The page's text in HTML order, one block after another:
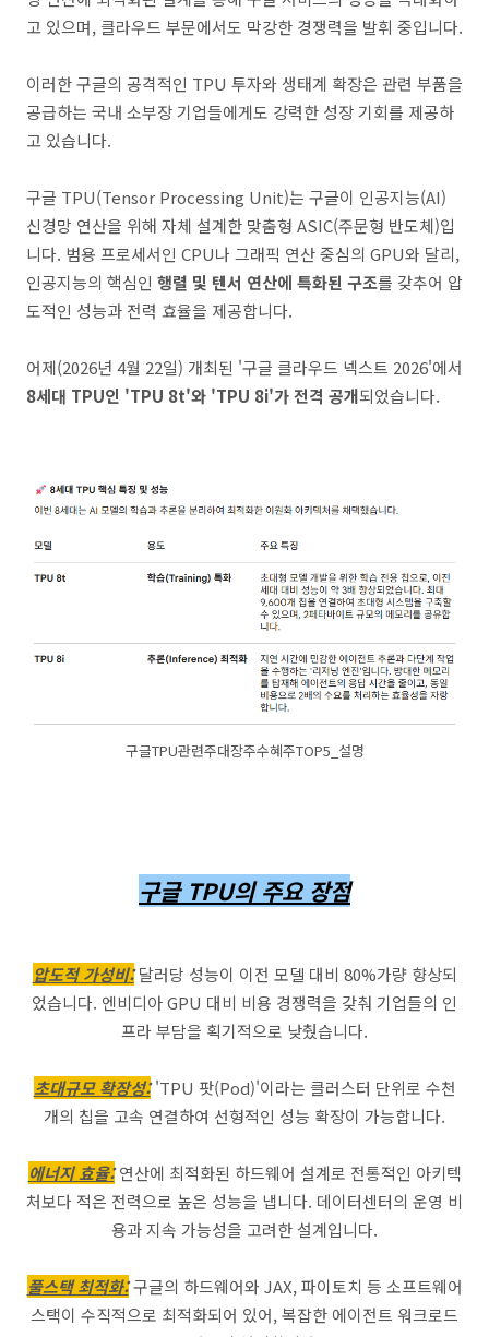
고 있으며, 클라우드 부문에서도 막강한 경쟁력을 발휘 중입니다.
이러한 구글의 공격적인 TPU 투자와 생태계 확장은 관련 부품을
공급하는 국내 소부장 기업들에게도 강력한 성장 기회를 제공하
고 있습니다.
구글 TPU(Tensor Processing Unit)는 구글이 인공지능(AI)
신경망 연산을 위해 자체 설계한 맞춤형 ASIC(주문형 반도체)입
니다. 범용 프로세서인 CPU나 그래픽 연산 중심의 GPU와 달리,
인공지능의 핵심인 행렬 및 텐서 연산에 특화된 구조를 갖추어 압
도적인 성능과 전력 효율을 제공합니다.
어제(2026년 4월 22일) 개최된 '구글 클라우드 넥스트 2026'에서
8세대 TPU인 'TPU 8t'와 'TPU 8i'가 전격 공개되었습니다.
구글TPU관련주대장주수혜주TOP5_설명
구글 TPU의 주요 장점
압도적 가성비:달러당 성능이 이전 모델 대비 80%가량 향상되
었습니다. 엔비디아 GPU 대비 비용 경쟁력을 갖춰 기업들의 인
프라 부담을 획기적으로 낮췄습니다.
초대규모 확장성:'TPU 팟(Pod)'이라는 클러스터 단위로 수천
개의 칩을 고속 연결하여 선형적인 성능 확장이 가능합니다.
에너지 효율:연산에 최적화된 하드웨어 설계로 전통적인 아키텍
처보다 적은 전력으로 높은 성능을 냅니다. 데이터센터의 운영 비
용과 지속 가능성을 고려한 설계입니다.
풀스택 최적화:구글의 하드웨어와 JAX, 파이토치 등 소프트웨어
스택이 수직적으로 최적화되어 있어, 복잡한 에이전트 워크로드